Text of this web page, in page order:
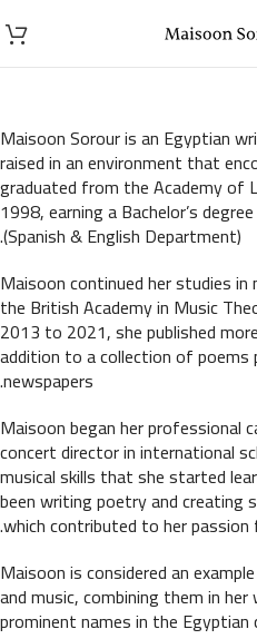
Maisoon Sorour is an Egyptian
raised in an environment that
graduated from the Academy of
1998, earning a Bachelor’s
(Spanish & English Department).
Maisoon continued her studies
the British Academy in Music
2013 to 2021, she published
addition to a collection of poems
newspapers.
Maisoon began her professional
concert director in international
musical skills that she started
been writing poetry and creating
which contributed to her passion
Maisoon is considered an
and music, combining them in
prominent names in the Egyptian